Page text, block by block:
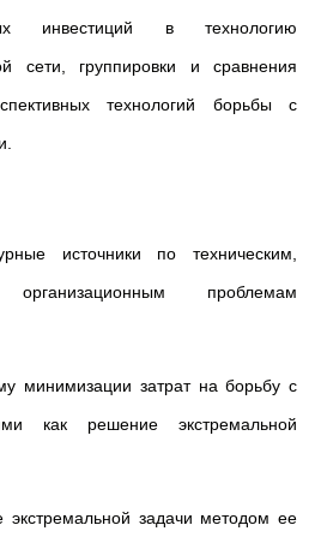
инвестиций в технологию
сети, группировки и сравнения
технологий борьбы с
источники по техническим,
проблемам
минимизации затрат на борьбу с
как решение экстремальной
задачи методом ее